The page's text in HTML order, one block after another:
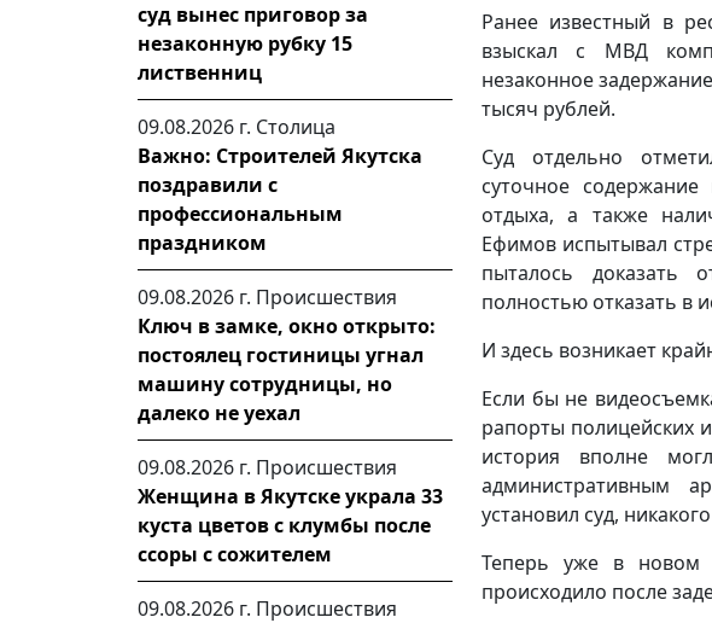
суд вынес приговор за
незаконную рубку 15
лиственниц
09.08.2026 г. Столица
Важно: Строителей Якутска
поздравили с
профессиональным
праздником
09.08.2026 г. Происшествия
Ключ в замке, окно открыто:
постоялец гостиницы угнал
машину сотрудницы, но
далеко не уехал
09.08.2026 г. Происшествия
Женщина в Якутске украла 33
куста цветов с клумбы после
ссоры с сожителем
09.08.2026 г. Происшествия
Ранее известный в
взыскал с МВД
незаконное
тысяч рублей.
Суд отдельно
суточное
отдыха, а также
Ефимов испытывал
пыталось доказать
полностью отказать в
И здесь возникает
Если бы не
рапорты полицейских
история вполне
административным
установил суд,
Теперь уже в новом
происходило после